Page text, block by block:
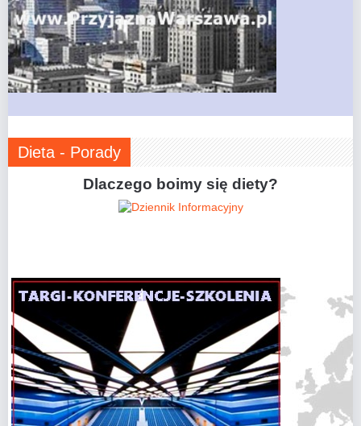
Dieta - Porady
Dlaczego boimy się diety?